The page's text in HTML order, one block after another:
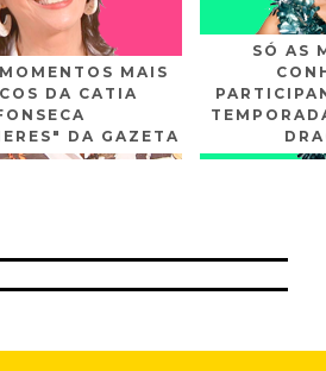
MAIS
DA CATIA
DA GAZETA
SÓ AS